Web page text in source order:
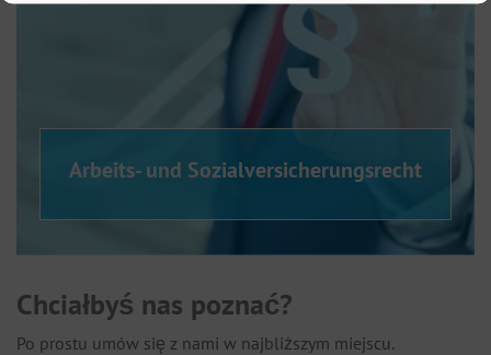
Arbeits- und Sozialversicherungsrecht
Chciałbyś nas poznać?
Po prostu umów się z nami w najbliższym miejscu.